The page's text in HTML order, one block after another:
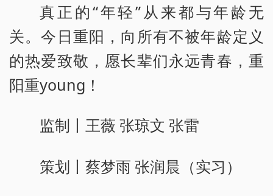
真正的“年轻”从来都与年龄无
关。今日重阳，向所有不被年龄定义
的热爱致敬，愿长辈们永远青春，重
阳重young！
监制丨王薇 张琼文 张雷
策划丨蔡梦雨 张润晨（实习）